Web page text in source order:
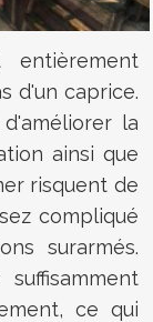
entièrement
d'un caprice.
la
ainsi que
risquent de
compliqué
surarmés.
ce qui